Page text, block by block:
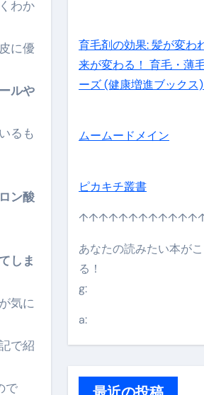
この先さらに貧しくなります。【
月3日】 #bitcoin #全財産 #暗号資産
わか
に優
ルや
るも
ン酸
しま
気に
で紹
で
育毛剤の効果: 髪が変わ
来が変わる！ 育毛・薄
ーズ (健康増進ブックス
ムームードメイン
ピカキチ叢書
あなたの読みたい本が
る！
g:
a: